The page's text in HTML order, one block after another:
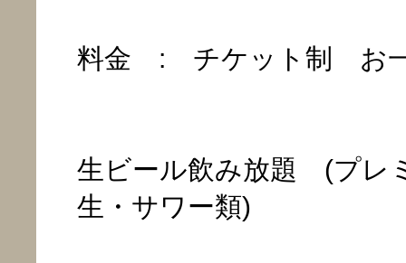
料金 : チケット制 お
生ビール飲み放題 (プレ
生・サワー類)